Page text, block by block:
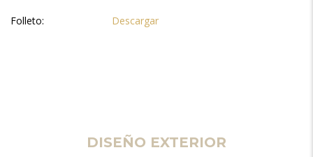
Folleto: Descargar
DISEÑO EXTERIOR